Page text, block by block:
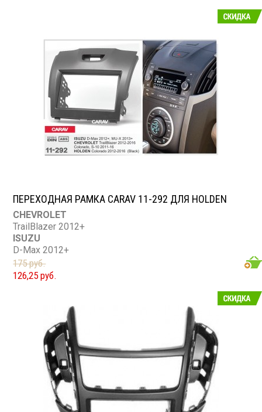
ПЕРЕХОДНАЯ РАМКА CARAV 11-292 ДЛЯ HOLDEN
CHEVROLET
TrailBlazer 2012+
ISUZU
D-Max 2012+
HOLDEN
Colorado 2012+
175 руб.
126,25 руб.